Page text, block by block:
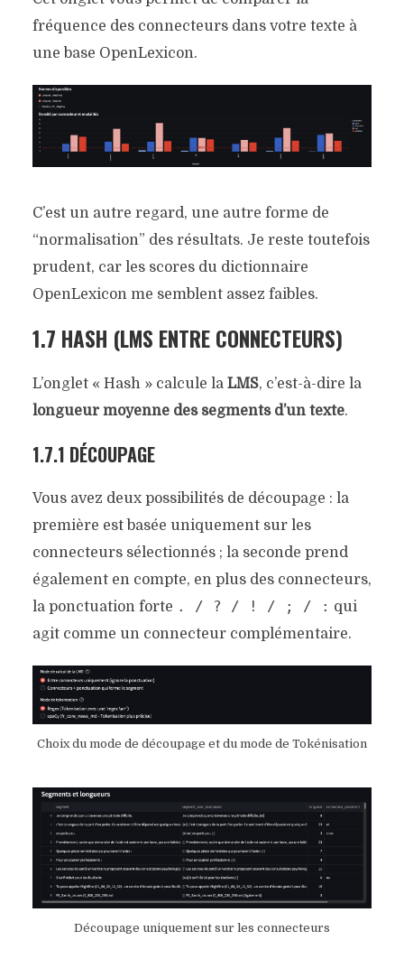
fréquence des connecteurs dans votre texte à
une base OpenLexicon.
C’est un autre regard, une autre forme de
“normalisation” des résultats. Je reste toutefois
prudent, car les scores du dictionnaire
OpenLexicon me semblent assez faibles.
1.7 HASH (LMS ENTRE CONNECTEURS)
L’onglet « Hash » calcule la LMS, c’est-à-dire la
longueur moyenne des segments d’un texte.
1.7.1 DÉCOUPAGE
Vous avez deux possibilités de découpage : la
première est basée uniquement sur les
connecteurs sélectionnés ; la seconde prend
également en compte, en plus des connecteurs,
la ponctuation forte . / ? / ! / ; / : qui
agit comme un connecteur complémentaire.
Choix du mode de découpage et du mode de Tokénisation
Découpage uniquement sur les connecteurs